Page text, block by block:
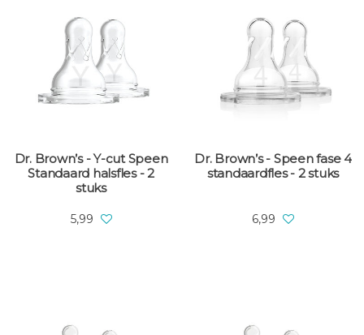
Dr. Brown’s - Y-cut Speen
Standaard halsfles - 2
stuks
5,99
Dr. Brown’s - Speen fase 4
standaardfles - 2 stuks
6,99